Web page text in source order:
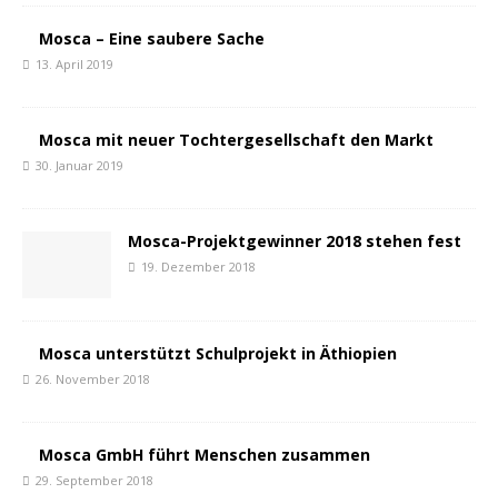
Mosca – Eine saubere Sache
13. April 2019
Mosca mit neuer Tochtergesellschaft den Markt
30. Januar 2019
Mosca-Projektgewinner 2018 stehen fest
19. Dezember 2018
Mosca unterstützt Schulprojekt in Äthiopien
26. November 2018
Mosca GmbH führt Menschen zusammen
29. September 2018